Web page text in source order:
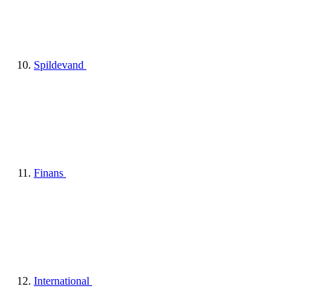
Spildevand
Finans
International